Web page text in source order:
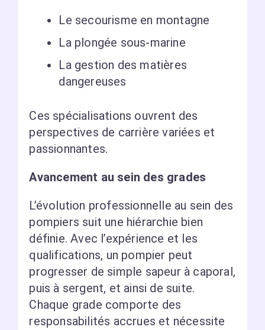
Le secourisme en montagne
La plongée sous-marine
La gestion des matières
dangereuses
Ces spécialisations ouvrent des
perspectives de carrière variées et
passionnantes.
Avancement au sein des grades
L’évolution professionnelle au sein des
pompiers suit une hiérarchie bien
définie. Avec l’expérience et les
qualifications, un pompier peut
progresser de simple sapeur à caporal,
puis à sergent, et ainsi de suite.
Chaque grade comporte des
responsabilités accrues et nécessite